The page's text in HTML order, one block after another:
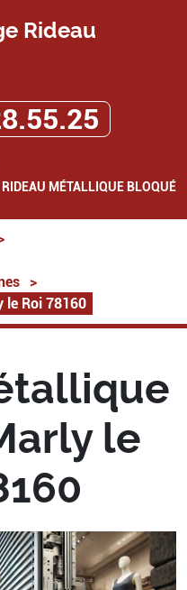
Rideau
RIDEAU MÉTALLIQUE BLOQUÉ
>
le Roi 78160
le